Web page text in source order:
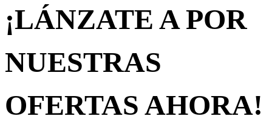
¡LÁNZATE A POR
NUESTRAS
OFERTAS AHORA!